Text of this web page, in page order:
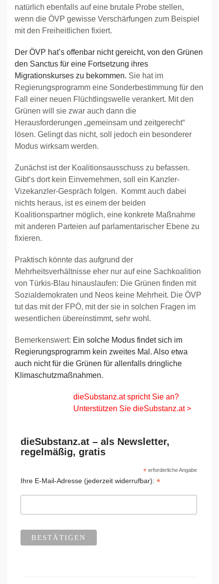
natürlich ebenfalls auf eine brutale Probe stellen,
wenn die ÖVP gewisse Verschärfungen zum Beispiel
mit den Freiheitlichen fixiert.
Der ÖVP hat’s offenbar nicht gereicht, von den Grünen
den Sanctus für eine Fortsetzung ihres
Migrationskurses zu bekommen. Sie hat im
Regierungsprogramm eine Sonderbestimmung für den
Fall einer neuen Flüchtlingswelle verankert. Mit den
Grünen will sie zwar auch dann die
Herausforderungen „gemeinsam und zeitgerecht“
lösen. Gelingt das nicht, soll jedoch ein besonderer
Modus wirksam werden.
Zunächst ist der Koalitionsausschuss zu befassen.
Gibt‘s dort kein Einvernehmen, soll ein Kanzler-
Vizekanzler-Gespräch folgen. Kommt auch dabei
nichts heraus, ist es einem der beiden
Koalitionspartner möglich, eine konkrete Maßnahme
mit anderen Parteien auf parlamentarischer Ebene zu
fixieren.
Praktisch könnte das aufgrund der
Mehrheitsverhältnisse eher nur auf eine Sachkoalition
von Türkis-Blau hinauslaufen: Die Grünen finden mit
Sozialdemokraten und Neos keine Mehrheit. Die ÖVP
tut das mit der FPÖ, mit der sie in solchen Fragen im
wesentlichen übereinstimmt, sehr wohl.
Bemerkenswert: Ein solche Modus findet sich im
Regierungsprogramm kein zweites Mal. Also etwa
auch nicht für die Grünen für allenfalls dringliche
Klimaschutzmaßnahmen.
dieSubstanz.at spricht Sie an?
Unterstützen Sie dieSubstanz.at >
dieSubstanz.at – als Newsletter,
regelmäßig, gratis
*erforderliche Angabe
Ihre E-Mail-Adresse (jederzeit widerrufbar): *